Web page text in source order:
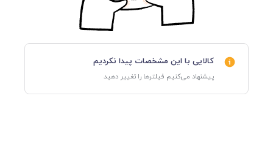
کالایی با این مشخصات پیدا نکردیم
پیشنهاد می‌کنیم فیلترها را تغییر دهید